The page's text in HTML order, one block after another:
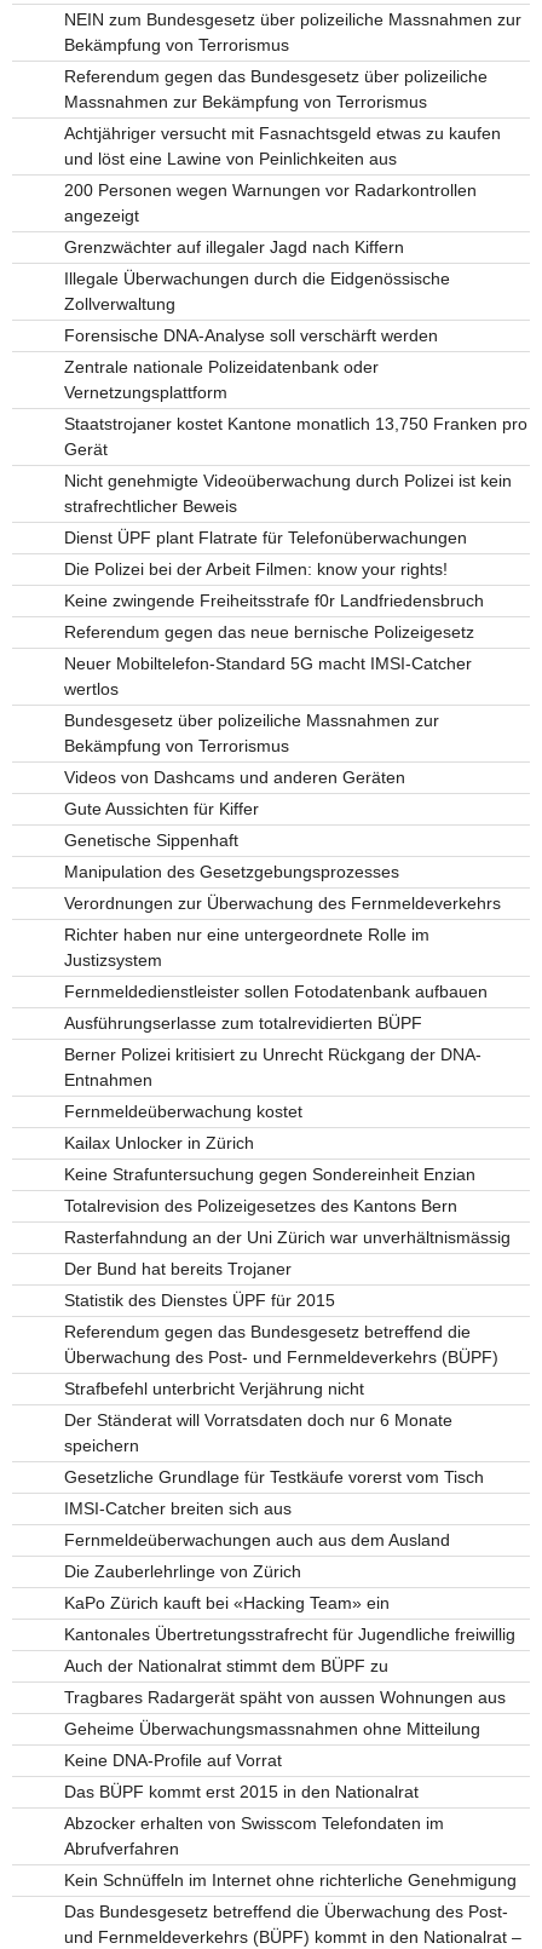
NEIN zum Bundesgesetz über polizeiliche Massnahmen zur
Bekämpfung von Terrorismus
Referendum gegen das Bundesgesetz über polizeiliche
Massnahmen zur Bekämpfung von Terrorismus
Achtjähriger versucht mit Fasnachtsgeld etwas zu kaufen
und löst eine Lawine von Peinlichkeiten aus
200 Personen wegen Warnungen vor Radarkontrollen
angezeigt
Grenzwächter auf illegaler Jagd nach Kiffern
Illegale Überwachungen durch die Eidgenössische
Zollverwaltung
Forensische DNA-Analyse soll verschärft werden
Zentrale nationale Polizeidatenbank oder
Vernetzungsplattform
Staatstrojaner kostet Kantone monatlich 13,750 Franken pro
Gerät
Nicht genehmigte Videoüberwachung durch Polizei ist kein
strafrechtlicher Beweis
Dienst ÜPF plant Flatrate für Telefonüberwachungen
Die Polizei bei der Arbeit Filmen: know your rights!
Keine zwingende Freiheitsstrafe f0r Landfriedensbruch
Referendum gegen das neue bernische Polizeigesetz
Neuer Mobiltelefon-Standard 5G macht IMSI-Catcher
wertlos
Bundesgesetz über polizeiliche Massnahmen zur
Bekämpfung von Terrorismus
Videos von Dashcams und anderen Geräten
Gute Aussichten für Kiffer
Genetische Sippenhaft
Manipulation des Gesetzgebungsprozesses
Verordnungen zur Überwachung des Fernmeldeverkehrs
Richter haben nur eine untergeordnete Rolle im
Justizsystem
Fernmeldedienstleister sollen Fotodatenbank aufbauen
Ausführungserlasse zum totalrevidierten BÜPF
Berner Polizei kritisiert zu Unrecht Rückgang der DNA-
Entnahmen
Fernmeldeüberwachung kostet
Kailax Unlocker in Zürich
Keine Strafuntersuchung gegen Sondereinheit Enzian
Totalrevision des Polizeigesetzes des Kantons Bern
Rasterfahndung an der Uni Zürich war unverhältnismässig
Der Bund hat bereits Trojaner
Statistik des Dienstes ÜPF für 2015
Referendum gegen das Bundesgesetz betreffend die
Überwachung des Post- und Fernmeldeverkehrs (BÜPF)
Strafbefehl unterbricht Verjährung nicht
Der Ständerat will Vorratsdaten doch nur 6 Monate
speichern
Gesetzliche Grundlage für Testkäufe vorerst vom Tisch
IMSI-Catcher breiten sich aus
Fernmeldeüberwachungen auch aus dem Ausland
Die Zauberlehrlinge von Zürich
KaPo Zürich kauft bei «Hacking Team» ein
Kantonales Übertretungsstrafrecht für Jugendliche freiwillig
Auch der Nationalrat stimmt dem BÜPF zu
Tragbares Radargerät späht von aussen Wohnungen aus
Geheime Überwachungsmassnahmen ohne Mitteilung
Keine DNA-Profile auf Vorrat
Das BÜPF kommt erst 2015 in den Nationalrat
Abzocker erhalten von Swisscom Telefondaten im
Abrufverfahren
Kein Schnüffeln im Internet ohne richterliche Genehmigung
Das Bundesgesetz betreffend die Überwachung des Post-
und Fernmeldeverkehrs (BÜPF) kommt in den Nationalrat –